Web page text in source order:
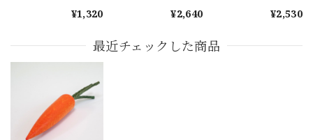
¥1,320
¥2,640
¥2,530
最近チェックした商品